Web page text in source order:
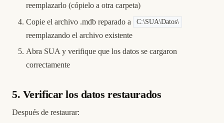
reemplazarlo (cópielo a otra carpeta)
Copie el archivo .mdb reparado a
C:\SUA\Datos\
reemplazando el archivo existente
Abra SUA y verifique que los datos se cargaron
correctamente
5. Verificar los datos restaurados
Después de restaurar: